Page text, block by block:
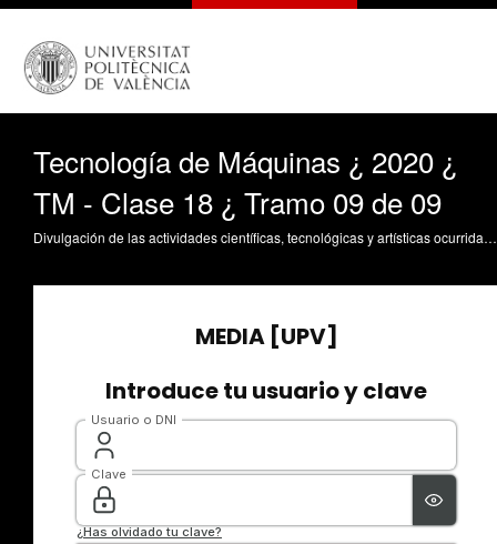
Tecnología de Máquinas ¿ 2020 ¿
TM - Clase 18 ¿ Tramo 09 de 09
Divulgación de las actividades científicas, tecnológicas y artísticas ocurridas en los tres campus de la UPV